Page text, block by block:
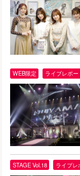
WEB限定 ライブレポー
STAGE Vol.18 ライブレ